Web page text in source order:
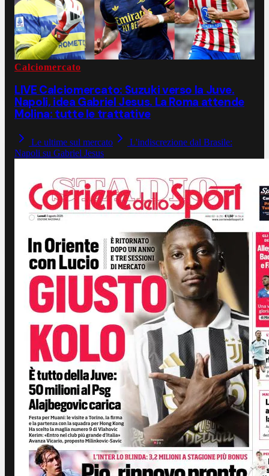
Calciomercato
LIVE Calciomercato: Suzuki verso la Juve.
Napoli, idea Gabriel Jesus. La Roma attende
Molina: tutte le trattative
Le ultime sul mercato
L'indiscrezione dal Brasile:
Napoli su Gabriel Jesus